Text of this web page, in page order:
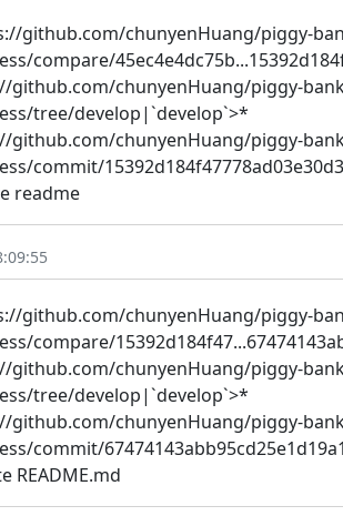
github.com/chunyenHuang/piggy-
compare/
github.com/chunyenHuang/piggy-
tree/develop|`develop`>*
github.com/chunyenHuang/piggy-
commit/
readme
github.com/chunyenHuang/piggy-
compare/
github.com/chunyenHuang/piggy-
tree/develop|`develop`>*
github.com/chunyenHuang/piggy-
commit/
README.md